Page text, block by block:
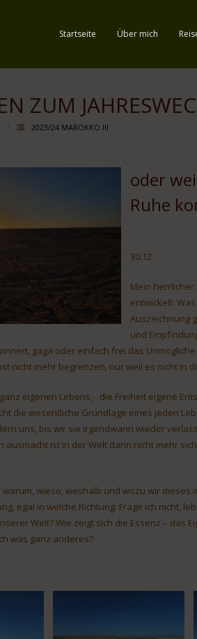
Startseite Über mich
ZUM
2023/24 MAROKKO III
oder
Ruhe
30.12.
Mein herrlicher
entwickelt.
Auszeichnung
und
gaga oder einfach frei das
nicht mehr begrenzen, nur weil es nicht in
eigenen Lebens,- die Freiheit eigene
die wesentliche Grundlage eines jeden
uns, bis wir sie irgendwann wieder
ausmacht ist in der Welt dann nicht mehr
warum, wieso, weshalb und wozu wir
egal in welche Richtung. Frage ich nicht,
Welt? Wie zeigt sich die Essenz – das
was ganz anderes?